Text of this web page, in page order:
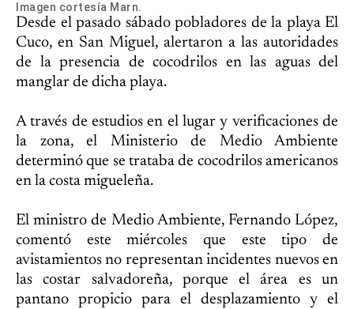
Imagen cortesía Marn.
Desde el pasado sábado pobladores de la playa El
Cuco, en San Miguel, alertaron a las autoridades
de la presencia de cocodrilos en las aguas del
manglar de dicha playa.
A través de estudios en el lugar y verificaciones de
la zona, el Ministerio de Medio Ambiente
determinó que se trataba de cocodrilos americanos
en la costa migueleña.
El ministro de Medio Ambiente, Fernando López,
comentó este miércoles que este tipo de
avistamientos no representan incidentes nuevos en
las costar salvadoreña, porque el área es un
pantano propicio para el desplazamiento y el